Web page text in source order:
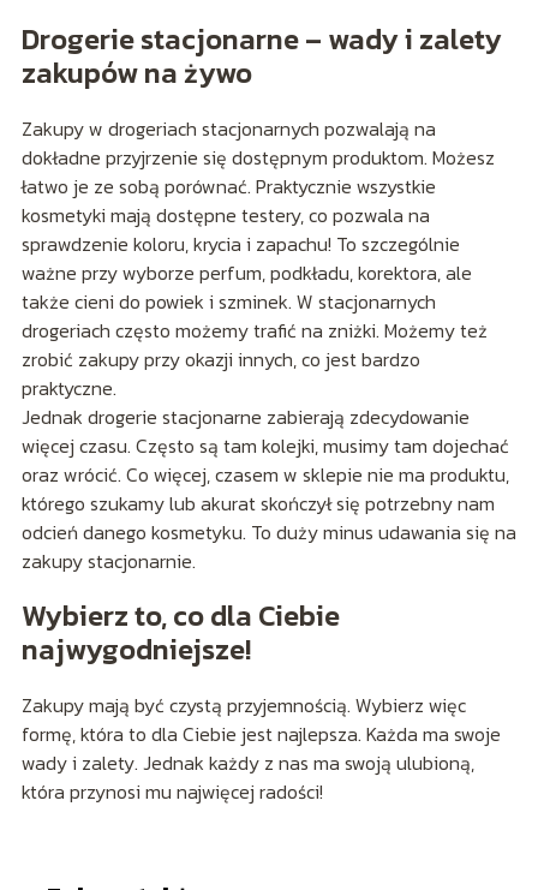
Drogerie stacjonarne – wady i zalety
zakupów na żywo
Zakupy w drogeriach stacjonarnych pozwalają na
dokładne przyjrzenie się dostępnym produktom. Możesz
łatwo je ze sobą porównać. Praktycznie wszystkie
kosmetyki mają dostępne testery, co pozwala na
sprawdzenie koloru, krycia i zapachu! To szczególnie
ważne przy wyborze perfum, podkładu, korektora, ale
także cieni do powiek i szminek. W stacjonarnych
drogeriach często możemy trafić na zniżki. Możemy też
zrobić zakupy przy okazji innych, co jest bardzo
praktyczne.
Jednak drogerie stacjonarne zabierają zdecydowanie
więcej czasu. Często są tam kolejki, musimy tam dojechać
oraz wrócić. Co więcej, czasem w sklepie nie ma produktu,
którego szukamy lub akurat skończył się potrzebny nam
odcień danego kosmetyku. To duży minus udawania się na
zakupy stacjonarnie.
Wybierz to, co dla Ciebie
najwygodniejsze!
Zakupy mają być czystą przyjemnością. Wybierz więc
formę, która to dla Ciebie jest najlepsza. Każda ma swoje
wady i zalety. Jednak każdy z nas ma swoją ulubioną,
która przynosi mu najwięcej radości!